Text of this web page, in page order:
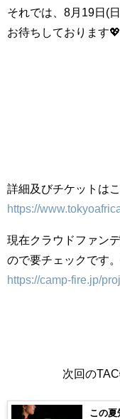
それでは、8月19日(
お待ちしております💖
詳細及びチケットは
https://
現在クラウドファン
ので要チェックです
https://camp-fire.jp/
次回の
この夏